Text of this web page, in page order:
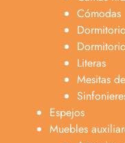
Cómodas
Literas
Mesitas
Espejos
Muebles